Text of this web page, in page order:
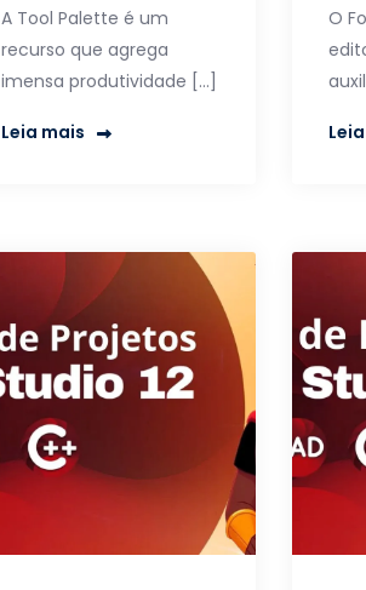
A Tool Palette é um
recurso que agrega
imensa produtividade […]
Leia mais
O